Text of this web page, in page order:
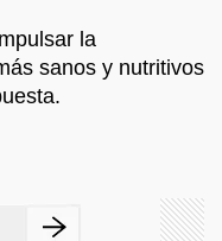
la
sanos y nutritivos